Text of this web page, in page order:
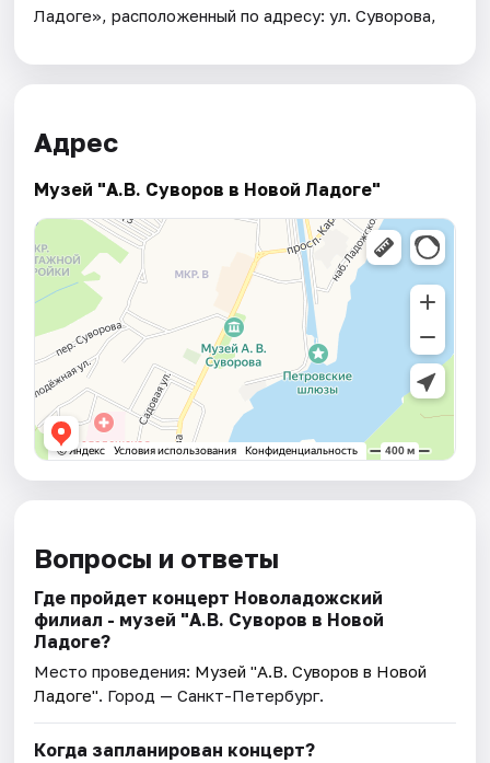
Ладоге», расположенный по адресу: ул. Суворова,
Адрес
Музей "А.В. Суворов в Новой Ладоге"
Вопросы и ответы
Где пройдет концерт Новоладожский
филиал - музей "А.В. Суворов в Новой
Ладоге?
Место проведения: Музей "А.В. Суворов в Новой
Ладоге". Город — Санкт-Петербург.
Когда запланирован концерт?